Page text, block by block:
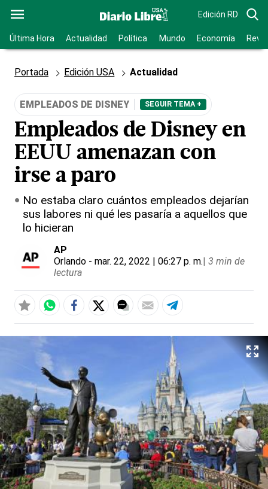
Edición RD
Última Hora Actualidad Política Mundo Economía
Portada Edición USA Actualidad
EMPLEADOS DE DISNEY SEGUIR TEMA +
Empleados de Disney en
EEUU amenazan con
irse a paro
No estaba claro cuántos empleados dejarían
sus labores ni qué les pasaría a aquellos que
lo hicieran
AP
Orlando - mar. 22, 2022 | 06:27 p. m.| 3 min de
lectura